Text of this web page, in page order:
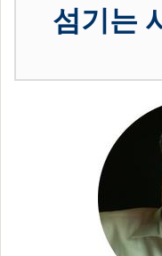
섬기는